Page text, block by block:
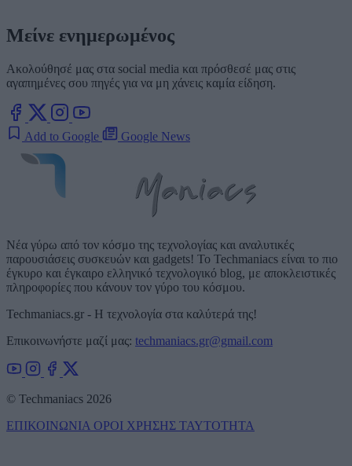
Μείνε ενημερωμένος
Ακολούθησέ μας στα social media και πρόσθεσέ μας στις
αγαπημένες σου πηγές για να μη χάνεις καμία είδηση.
Add to Google Google News
Νέα γύρω από τον κόσμο της τεχνολογίας και αναλυτικές
παρουσιάσεις συσκευών και gadgets! Το Techmaniacs είναι το πιο
έγκυρο και έγκαιρο ελληνικό τεχνολογικό blog, με αποκλειστικές
πληροφορίες που κάνουν τον γύρο του κόσμου.
Techmaniacs.gr - Η τεχνολογία στα καλύτερά της!
Επικοινωνήστε μαζί μας: techmaniacs.gr@gmail.com
© Techmaniacs 2026
ΕΠΙΚΟΙΝΩΝΙΑ ΟΡΟΙ ΧΡΗΣΗΣ ΤΑΥΤΟΤΗΤΑ